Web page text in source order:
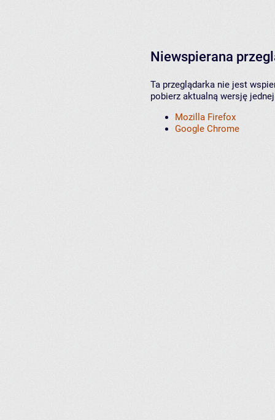
Niewspierana
Ta przeglądarka nie jest
pobierz aktualną wersję
Mozilla Firefox
Google Chrome